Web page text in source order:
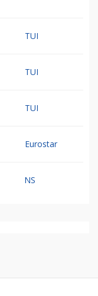
TUI
TUI
TUI
Eurostar
NS